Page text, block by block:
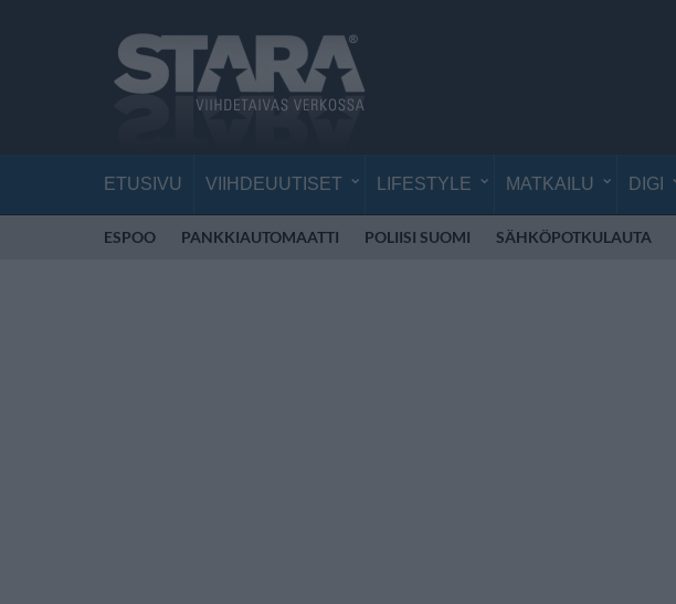
ETUSIVU VIIHDEUUTISET LIFESTYLE MATKAILU DIGI
ESPOO PANKKIAUTOMAATTI POLIISI SUOMI SÄHKÖPOTKULAUTA